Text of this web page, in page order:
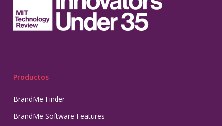
Productos
BrandMe Finder
BrandMe Software Features